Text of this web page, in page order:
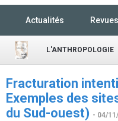
Actualités Revues
L'ANTHROPOLOGIE
Fracturation
Exemples des
du Sud-ouest) - 04/